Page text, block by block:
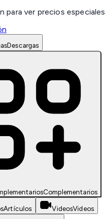
para ver precios especiales
Descargas
Complementarios
Artículos VideosVideos